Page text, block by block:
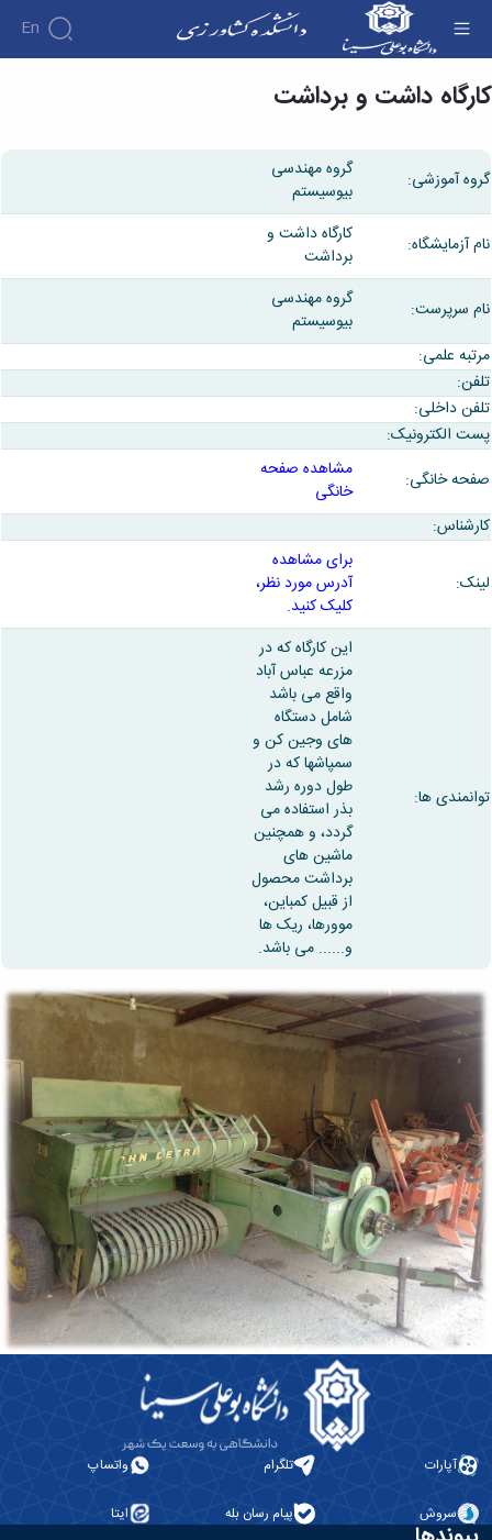
En
داشت و برداشت
آموزشی:
گروه مهندسی
بیوسیستم
آزمایشگاه:
کارگاه داشت و
برداشت
سرپرست:
گروه مهندسی
بیوسیستم
علمی:
داخلی:
الکترونیک:
خانگی:
مشاهده صفحه
خانگی
برای مشاهده
آدرس مورد نظر،
کلیک کنید.
ها:
این کارگاه که در
مزرعه عباس آباد
واقع می باشد
شامل دستگاه
های وجین کن و
سمپاشها که در
طول دوره رشد
بذر استفاده می
گردد، و همچنین
ماشین های
برداشت محصول
از قبیل کمباین،
موورها، ریک ها
و...... می باشد.
آپارات تلگرام واتساپ
سروش پیام رسان بله ایتا